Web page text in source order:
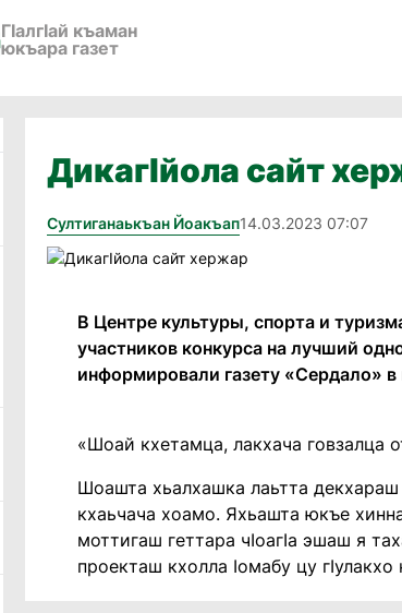
ГӀалгӀай къаман
юкъара газет
ДикагIйола сайт
Султиганаькъан Йоакъап14.03.2023 07:07
В Центре культуры, спорта и
участников конкурса на лучший
информировали газету «Сердало»
«Шоай кхетамца, лакхача говзалца
Шоашта хьалхашка лаьтта
кхаьчача хоамо. Яхьашта юкъе
моттигаш геттара чIоагIа эшаш я
проекташ кхолла Iомабу цу гIулакхо